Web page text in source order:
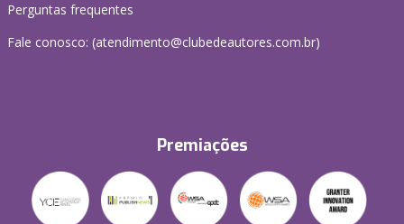
Perguntas frequentes
Fale conosco: (atendimento@clubedeautores.com.br)
Premiações